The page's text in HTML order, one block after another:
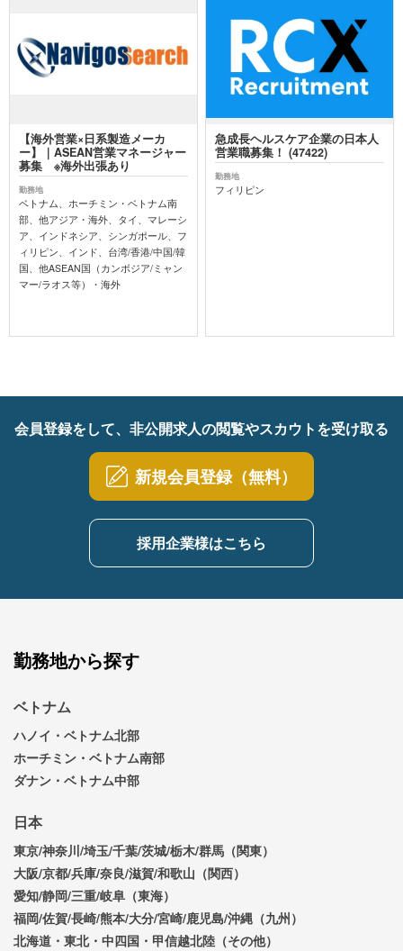
【海外営業×日系製造メーカ
ー】｜ASEAN営業マネージャー
募集 ※海外出張あり
勤務地
ベトナム、ホーチミン・ベトナム南
部、他アジア・海外、タイ、マレーシ
ア、インドネシア、シンガポール、フ
ィリピン、インド、台湾/香港/中国/韓
国、他ASEAN国（カンボジア/ミャン
マー/ラオス等）・海外
急成長ヘルスケア企業の日本人
営業職募集！ (47422)
勤務地
フィリピン
会員登録をして、非公開求人の閲覧やスカウトを受け取る
新規会員登録（無料）
採用企業様はこちら
勤務地から探す
ベトナム
ハノイ・ベトナム北部
ホーチミン・ベトナム南部
ダナン・ベトナム中部
日本
東京/神奈川/埼玉/千葉/茨城/栃木/群馬（関東）
大阪/京都/兵庫/奈良/滋賀/和歌山（関西）
愛知/静岡/三重/岐阜（東海）
福岡/佐賀/長崎/熊本/大分/宮崎/鹿児島/沖縄（九州）
北海道・東北・中四国・甲信越北陸（その他）